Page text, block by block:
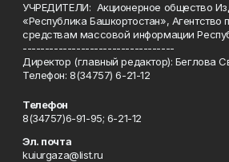
УЧРЕДИТЕЛИ: Акционерное общество
«Республика Башкортостан», Агентство
средствам массовой информации
----------------------------------
Директор (главный редактор): Беглова
Телефон: 8(34757) 6-21-12
Телефон
8(34757)6-91-95; 6-21-12
Эл. почта
kuiurgaza@list.ru